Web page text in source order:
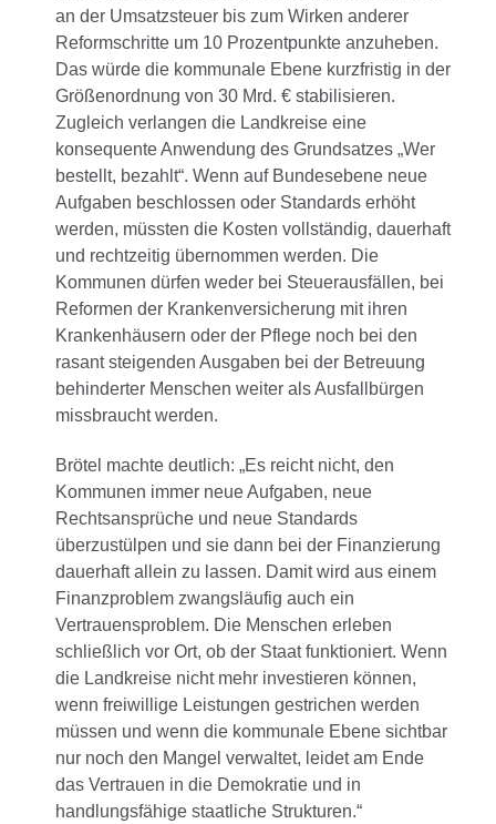
an der Umsatzsteuer bis zum Wirken anderer
Reformschritte um 10 Prozentpunkte anzuheben.
Das würde die kommunale Ebene kurzfristig in der
Größenordnung von 30 Mrd. € stabilisieren.
Zugleich verlangen die Landkreise eine
konsequente Anwendung des Grundsatzes „Wer
bestellt, bezahlt“. Wenn auf Bundesebene neue
Aufgaben beschlossen oder Standards erhöht
werden, müssten die Kosten vollständig, dauerhaft
und rechtzeitig übernommen werden. Die
Kommunen dürfen weder bei Steuerausfällen, bei
Reformen der Krankenversicherung mit ihren
Krankenhäusern oder der Pflege noch bei den
rasant steigenden Ausgaben bei der Betreuung
behinderter Menschen weiter als Ausfallbürgen
missbraucht werden.
Brötel machte deutlich: „Es reicht nicht, den
Kommunen immer neue Aufgaben, neue
Rechtsansprüche und neue Standards
überzustülpen und sie dann bei der Finanzierung
dauerhaft allein zu lassen. Damit wird aus einem
Finanzproblem zwangsläufig auch ein
Vertrauensproblem. Die Menschen erleben
schließlich vor Ort, ob der Staat funktioniert. Wenn
die Landkreise nicht mehr investieren können,
wenn freiwillige Leistungen gestrichen werden
müssen und wenn die kommunale Ebene sichtbar
nur noch den Mangel verwaltet, leidet am Ende
das Vertrauen in die Demokratie und in
handlungsfähige staatliche Strukturen.“